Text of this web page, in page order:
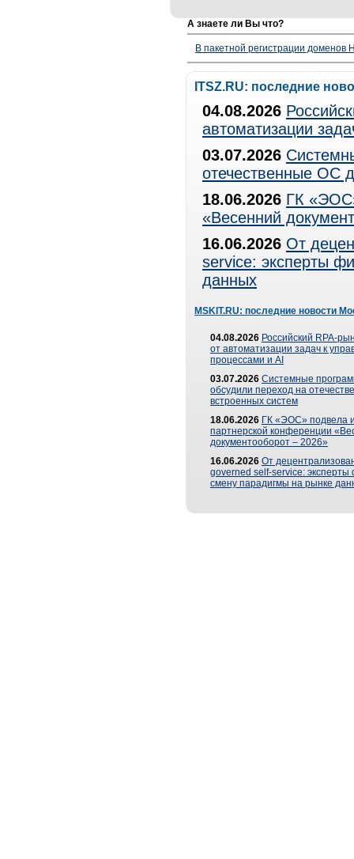
А знаете ли Вы что?
В пакетной регистрации доменов
ITSZ.RU: последние
04.08.2026
автоматизации
03.07.2026
отечественные ОС
18.06.2026 ГК
«Весенний
16.06.2026 От
service: эксперты
данных
MSKIT.RU: последние новости
04.08.2026 Российский RPA-
от автоматизации задач к
процессами и AI
03.07.2026 Системные
обсудили переход на
встроенных систем
18.06.2026 ГК «ЭОС» подвела
партнерской конференции
документооборот – 2026»
16.06.2026 От
governed self-service: эксперты
смену парадигмы на рынке